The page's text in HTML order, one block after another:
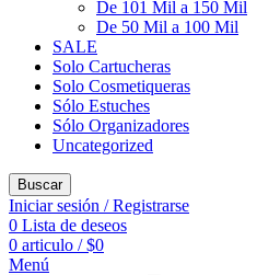
De 101 Mil a 150 Mil
De 50 Mil a 100 Mil
SALE
Solo Cartucheras
Solo Cosmetiqueras
Sólo Estuches
Sólo Organizadores
Uncategorized
Buscar
Iniciar sesión / Registrarse
0 Lista de deseos
0 articulo / $0
Menú